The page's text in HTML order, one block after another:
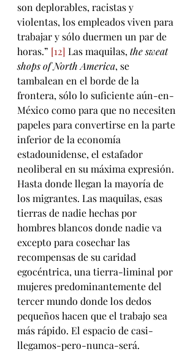
son deplorables, racistas y
violentas, los empleados viven para
trabajar y sólo duermen un par de
horas.” [12] Las maquilas, the sweat
shops of North America, se
tambalean en el borde de la
frontera, sólo lo suficiente aún-en-
México como para que no necesiten
papeles para convertirse en la parte
inferior de la economía
estadounidense, el estafador
neoliberal en su máxima expresión.
Hasta donde llegan la mayoría de
los migrantes. Las maquilas, esas
tierras de nadie hechas por
hombres blancos donde nadie va
excepto para cosechar las
recompensas de su caridad
egocéntrica, una tierra-liminal por
mujeres predominantemente del
tercer mundo donde los dedos
pequeños hacen que el trabajo sea
más rápido. El espacio de casi-
llegamos-pero-nunca-será.